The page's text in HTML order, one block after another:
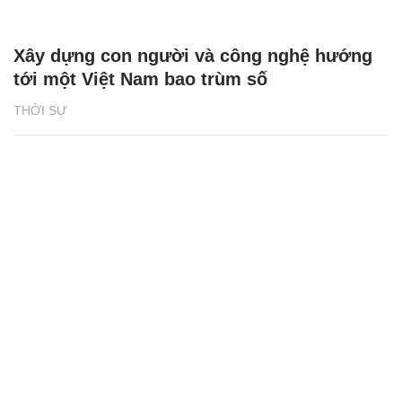
THỜI SỰ
Xây dựng con người và công nghệ hướng
tới một Việt Nam bao trùm số